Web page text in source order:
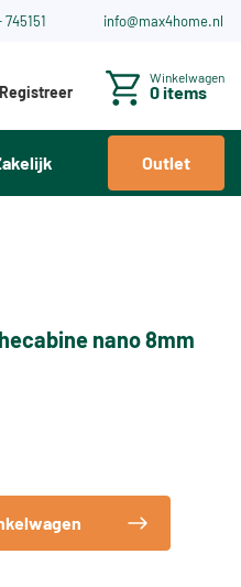
745151 info@max4home.nl
Winkelwagen
0 items
Outlet
nano 8mm